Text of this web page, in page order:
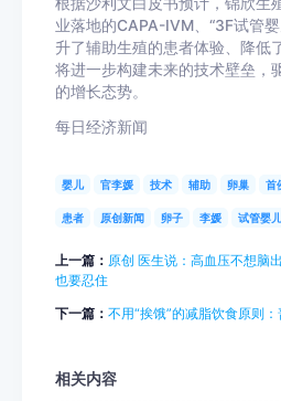
业落地的CAPA-IVM、“3F试管
升了辅助生殖的患者体验、降低
将进一步构建未来的技术壁垒，
的增长态势。
每日经济新闻
婴儿 官李媛 技术 辅助 卵巢 首
患者 原创新闻 卵子 李媛 试管婴儿
上一篇： 原创 医生说：高血压不想脑
也要忍住
下一篇： 不用“挨饿”的减脂饮食原则
相关内容